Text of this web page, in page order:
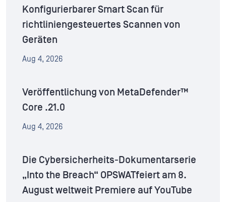
Konfigurierbarer Smart Scan für
richtliniengesteuertes Scannen von
Geräten
Aug 4, 2026
Veröffentlichung von MetaDefender™
Core .21.0
Aug 4, 2026
Die Cybersicherheits-Dokumentarserie
„Into the Breach“ OPSWATfeiert am 8.
August weltweit Premiere auf YouTube